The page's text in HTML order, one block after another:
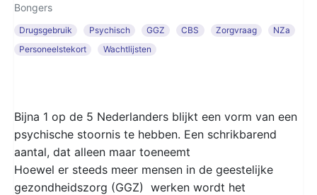
Bongers
Drugsgebruik Psychisch GGZ CBS Zorgvraag
NZa
Personeelstekort
Wachtlijsten
Bijna 1 op de 5 Nederlanders blijkt een vorm van een
psychische stoornis te hebben. Een schrikbarend
aantal, dat alleen maar toeneemt
Hoewel er steeds meer mensen in de geestelijke
gezondheidszorg (GGZ) werken wordt het